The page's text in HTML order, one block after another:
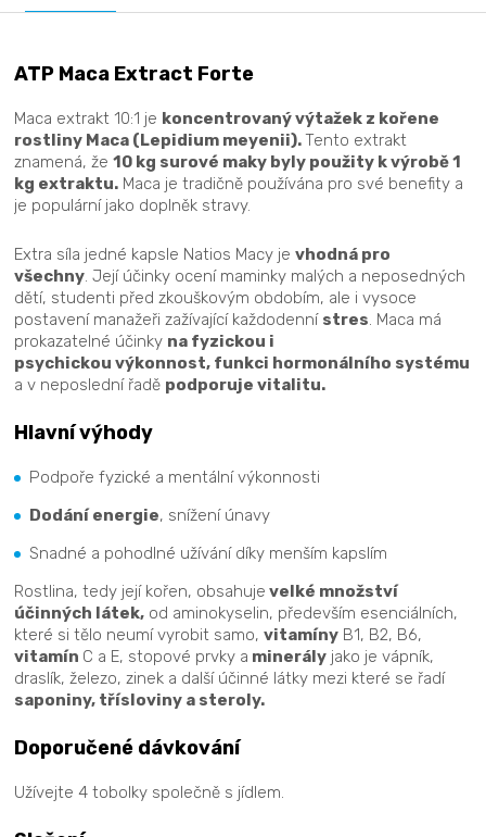
ATP Maca Extract Forte
Maca extrakt 10:1 je koncentrovaný výtažek z kořene
rostliny Maca (Lepidium meyenii).Tento extrakt
znamená, že 10 kg surové maky byly použity k výrobě 1
kg extraktu. Maca je tradičně používána pro své benefity a
je populární jako doplněk stravy.
Extra síla jedné kapsle Natios Macy je vhodná pro
všechny . Její účinky ocení maminky malých a neposedných
dětí, studenti před zkouškovým obdobím, ale i vysoce
postavení manažeři zažívající každodenní stres . Maca má
prokazatelné účinky na fyzickou i
psychickou výkonnost, funkci hormonálního systému
a v neposlední řadě podporuje vitalitu.
Hlavní výhody
Podpoře fyzické a mentální výkonnosti
Dodání energie, snížení únavy
Snadné a pohodlné užívání díky menším kapslím
Rostlina, tedy její kořen, obsahuje velké množství
účinných látek, od aminokyselin, především esenciálních,
které si tělo neumí vyrobit samo, vitamíny B1, B2, B6,
vitamín C a E, stopové prvky a minerály jako je vápník,
draslík, železo, zinek a další účinné látky mezi které se řadí
saponiny, třísloviny a steroly.
Doporučené dávkování
Užívejte 4 tobolky společně s jídlem.